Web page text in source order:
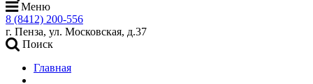
Меню
8 (8412) 200-556
г. Пенза, ул. Московская, д.37
Поиск
Главная